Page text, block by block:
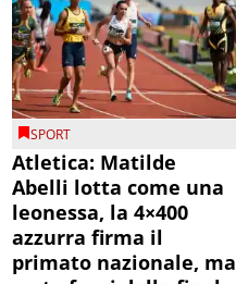
SPORT
Atletica: Matilde
Abelli lotta come una
leonessa, la 4×400
azzurra firma il
primato nazionale, ma